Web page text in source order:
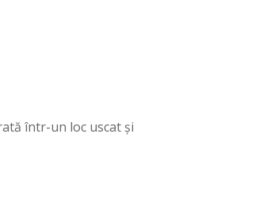
într-un loc uscat și